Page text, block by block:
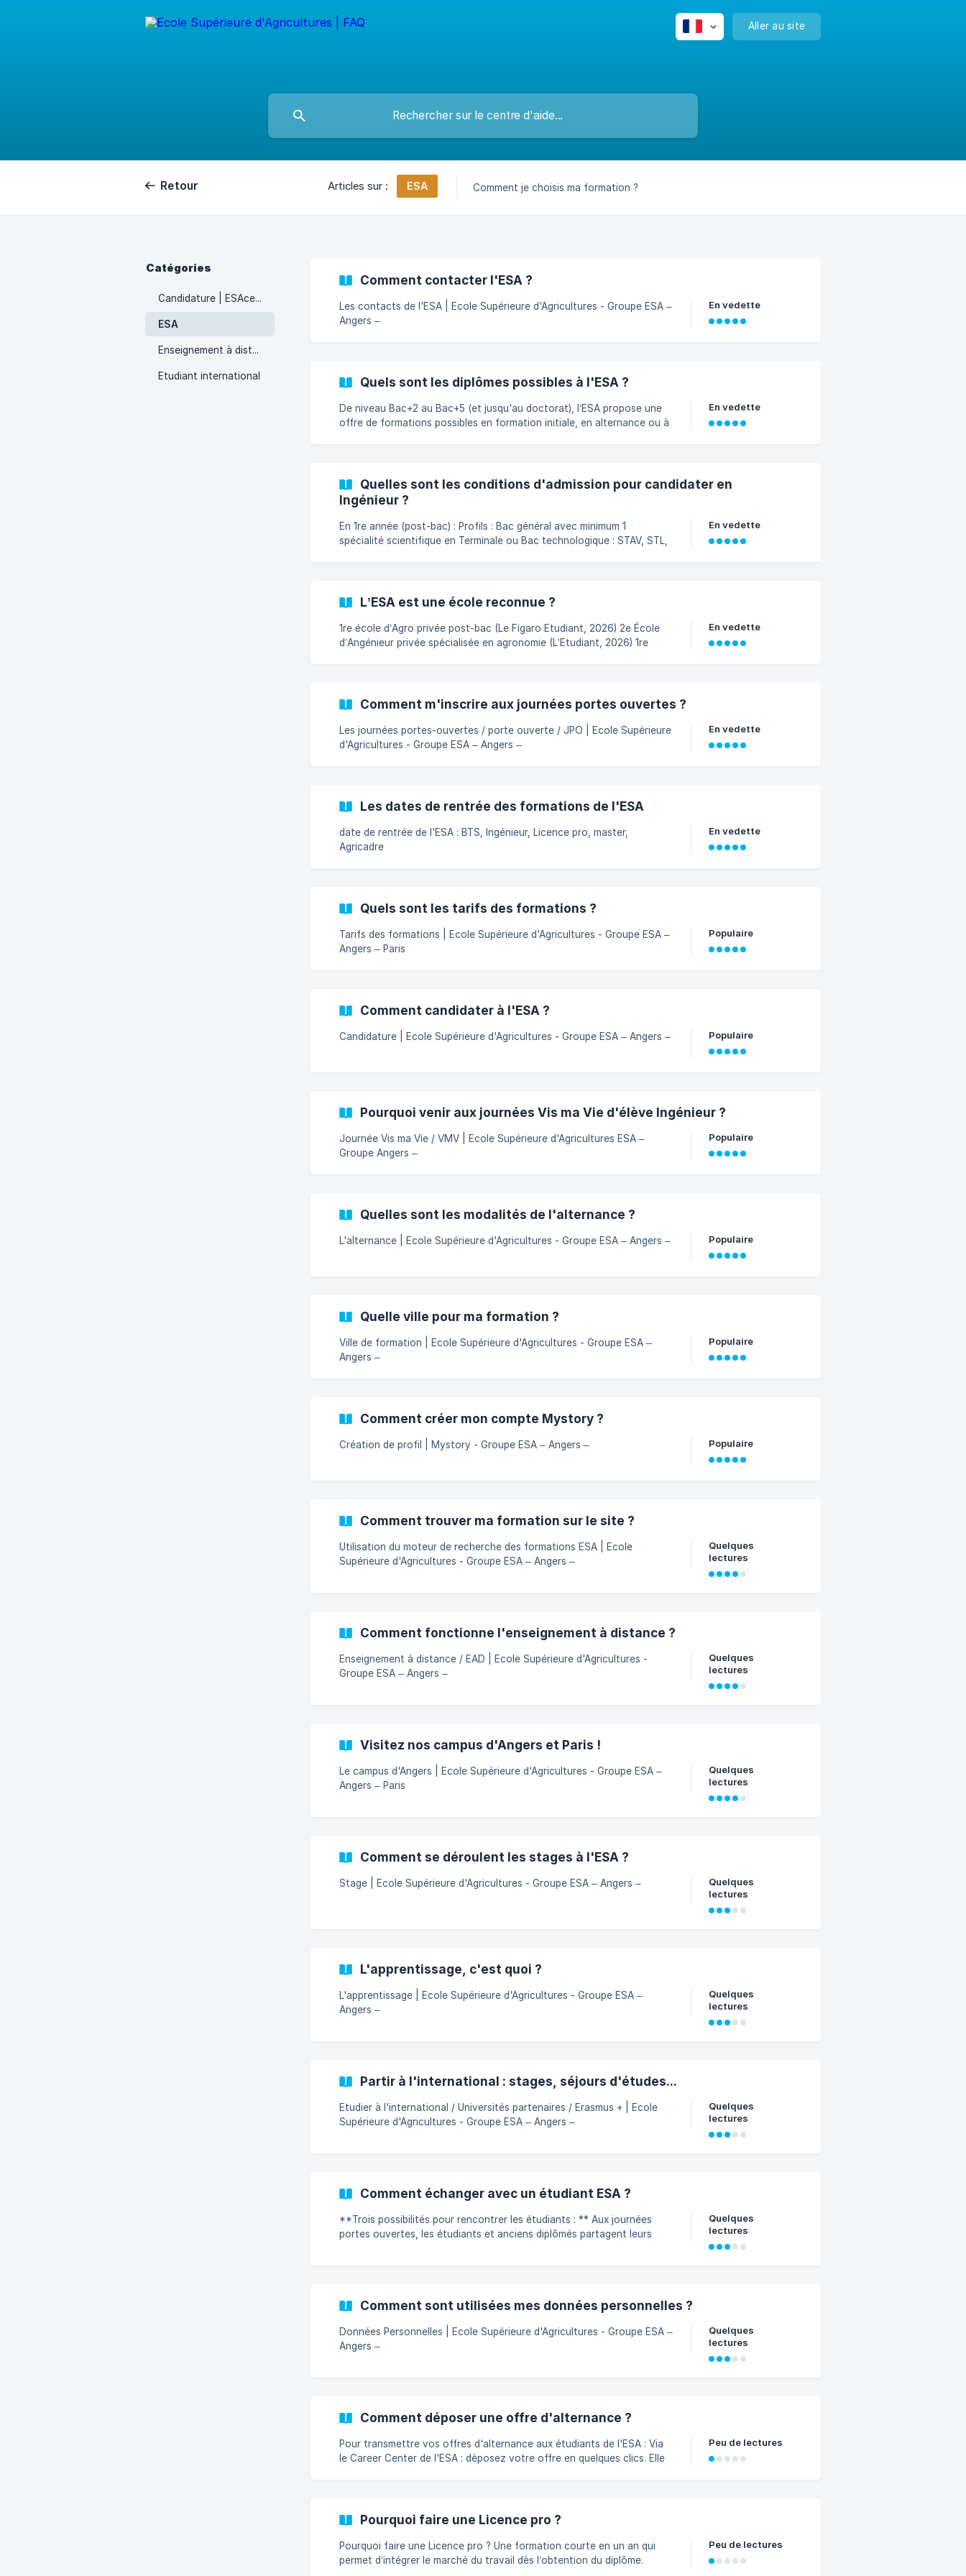
Aller au site
Retour Articles sur : ESA Comment je choisis ma formation ?
Catégories
Candidature | ESAcess
ESA
Enseignement à distance
Etudiant international
Comment contacter l'ESA ?
Les contacts de l'ESA | Ecole Supérieure d'Agricultures - Groupe ESA –
Angers –
En vedette
Quels sont les diplômes possibles à l'ESA ?
De niveau Bac+2 au Bac+5 (et jusqu'au doctorat), l’ESA propose une
offre de formations possibles en formation initiale, en alternance ou à
commercial. Niveau Bac+3 Formations en 1 an (après un Bac+2) pour se
spécialiser avec la possibilité de réaliser de l'alternance. **Bachelor
Agroécol
En vedette
Quelles sont les conditions d'admission pour candidater en
Ingénieur ?
En 1re année (post-bac) : Profils : Bac général avec minimum 1
spécialité scientifique en Terminale ou Bac technologique : STAV, STL,
l'année d'admission, rendez-vous sur la page [Ingénieur]
En vedette
L’ESA est une école reconnue ?
1re école d’Agro privée post-bac (Le Figaro Etudiant, 2026) 2e École
d’Angénieur privée spécialisée en agronomie (L’Etudiant, 2026) 1re
En vedette
Comment m'inscrire aux journées portes ouvertes ?
Les journées portes-ouvertes / porte ouverte / JPO | Ecole Supérieure
d'Agricultures - Groupe ESA – Angers –
En vedette
Les dates de rentrée des formations de l'ESA
date de rentrée de l'ESA : BTS, Ingénieur, Licence pro, master,
Agricadre
En vedette
Quels sont les tarifs des formations ?
Tarifs des formations | Ecole Supérieure d'Agricultures - Groupe ESA –
Angers – Paris
Populaire
Comment candidater à l'ESA ?
Candidature | Ecole Supérieure d'Agricultures - Groupe ESA – Angers – Populaire
Pourquoi venir aux journées Vis ma Vie d'élève Ingénieur ?
Journée Vis ma Vie / VMV | Ecole Supérieure d'Agricultures ESA –
Groupe Angers –
Populaire
Quelles sont les modalités de l'alternance ?
L'alternance | Ecole Supérieure d'Agricultures - Groupe ESA – Angers – Populaire
Quelle ville pour ma formation ?
Ville de formation | Ecole Supérieure d'Agricultures - Groupe ESA –
Angers –
Populaire
Comment créer mon compte Mystory ?
Création de profil | Mystory - Groupe ESA – Angers – Populaire
Comment trouver ma formation sur le site ?
Utilisation du moteur de recherche des formations ESA | Ecole
Supérieure d'Agricultures - Groupe ESA – Angers –
Quelques
lectures
Comment fonctionne l'enseignement à distance ?
Enseignement à distance / EAD | Ecole Supérieure d'Agricultures -
Groupe ESA – Angers –
Quelques
lectures
Visitez nos campus d'Angers et Paris !
Le campus d'Angers | Ecole Supérieure d'Agricultures - Groupe ESA –
Angers – Paris
Quelques
lectures
Comment se déroulent les stages à l'ESA ?
Stage | Ecole Supérieure d'Agricultures - Groupe ESA – Angers –
Quelques
lectures
L'apprentissage, c'est quoi ?
L'apprentissage | Ecole Supérieure d'Agricultures - Groupe ESA –
Angers –
Quelques
lectures
Partir à l'international : stages, séjours d'études...
Etudier à l'international / Universités partenaires / Erasmus + | Ecole
Supérieure d'Agricultures - Groupe ESA – Angers –
Quelques
lectures
Comment échanger avec un étudiant ESA ?
**Trois possibilités pour rencontrer les étudiants : ** Aux journées
portes ouvertes, les étudiants et anciens diplômés partagent leurs
Quelques
lectures
Comment sont utilisées mes données personnelles ?
Données Personnelles | Ecole Supérieure d'Agricultures - Groupe ESA –
Angers –
Quelques
lectures
Comment déposer une offre d'alternance ?
Pour transmettre vos offres d'alternance aux étudiants de l'ESA : Via
le Career Center de l'ESA : déposez votre offre en quelques clics. Elle
(https://www.groupe-esa.com/contactez-nous/vous-etes-une-
entreprise-c
Peu de lectures
Pourquoi faire une Licence pro ?
Pourquoi faire une Licence pro ? Une formation courte en un an qui
permet d’intégrer le marché du travail dès l’obtention du diplôme.
Peu de lectures